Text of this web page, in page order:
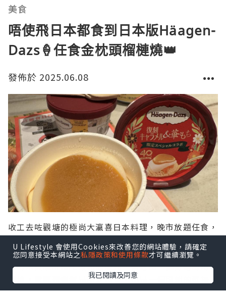
美食
唔使飛日本都食到日本版Häagen-
Dazs🍦任食金枕頭榴槤燒👑
發佈於 2025.06.08
收工去咗觀塘的極尚大瀛喜日本料理，晚市放題任食，
高性價比的美食體驗。餐廳的裝修風格現代而典雅，簡
約的木質設計搭配柔和的燈光，營造出一個舒適的用餐
環境。家庭聚餐還是朋友聚會，都是一個理想的選擇。
掃描QR code 自助落單，餐牌的榴槤和刺身立即吸引了
U Lifestyle 會使用Cookies來改善您的網站體驗，請確定
您同意接受本網站之私隱政策和使用條款才可繼續瀏覽。
我已閱讀及同意